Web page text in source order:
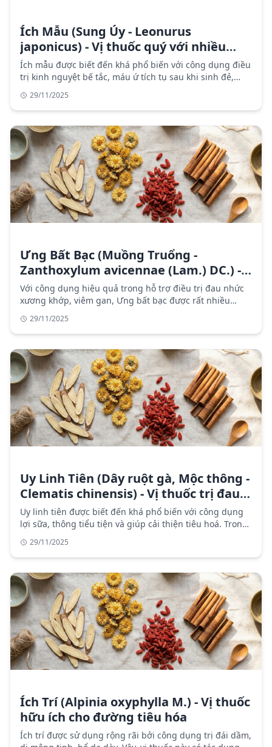
Ích Mẫu (Sung Úy - Leonurus
japonicus) - Vị thuốc quý với nhiều
công dụng cho sức khỏe phụ nữ
Ích mẫu được biết đến khá phổ biến với công dụng điều
trị kinh nguyệt bế tắc, máu ứ tích tụ sau khi sinh đẻ,
giảm đau và làm dễ đẻ.
29/11/2025
Ưng Bất Bạc (Muồng Truổng -
Zanthoxylum avicennae (Lam.) DC.) -
Vị thuốc trị viêm gan
Với công dụng hiệu quả trong hỗ trợ điều trị đau nhức
xương khớp, viêm gan, Ưng bất bạc được rất nhiều
29/11/2025
Uy Linh Tiên (Dây ruột gà, Mộc thông -
Clematis chinensis) - Vị thuốc trị đau
dây thần kinh
Uy linh tiên được biết đến khá phổ biến với công dụng
lợi sữa, thông tiểu tiện và giúp cải thiện tiêu hoá. Trong
đến bạn đọc những thông tin chi tiết về Uy linh tiên.
29/11/2025
Ích Trí (Alpinia oxyphylla M.) - Vị thuốc
hữu ích cho đường tiêu hóa
Ích trí được sử dụng rộng rãi bởi công dụng trị đái dầm,